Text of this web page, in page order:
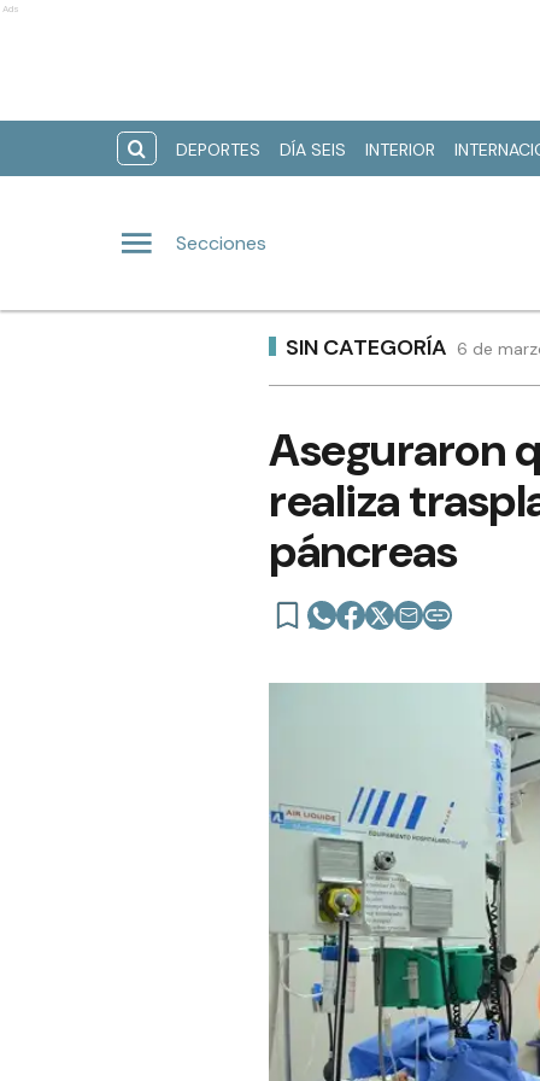
Ads
DEPORTES DÍA SEIS INTERIOR
Secciones
SIN CATEGORÍA 6 de
Aseguraron
realiza
páncreas